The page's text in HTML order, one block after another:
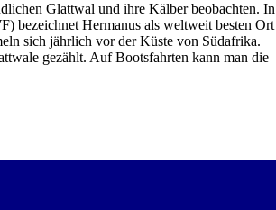
Glattwal und ihre Kälber beobachten. In
bezeichnet Hermanus als weltweit besten Ort
sich jährlich vor der Küste von Südafrika.
gezählt. Auf Bootsfahrten kann man die